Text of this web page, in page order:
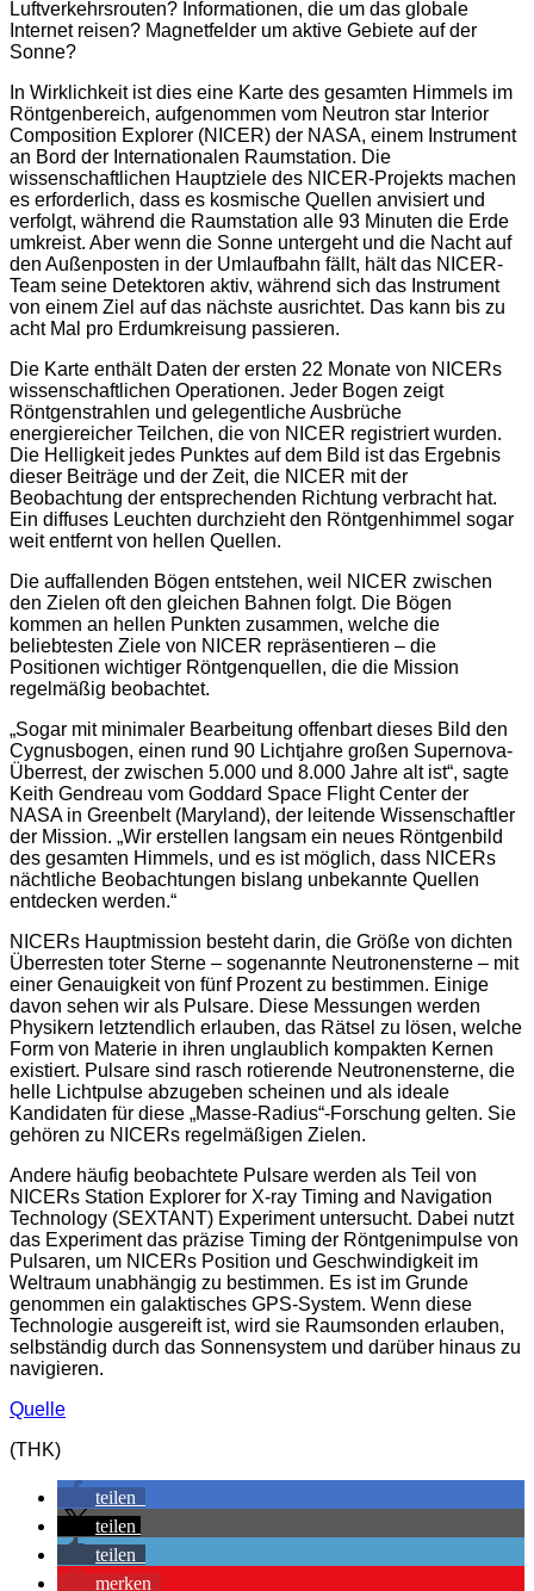
Luftverkehrsrouten? Informationen, die um das globale
Internet reisen? Magnetfelder um aktive Gebiete auf der
Sonne?
In Wirklichkeit ist dies eine Karte des gesamten Himmels im
Röntgenbereich, aufgenommen vom Neutron star Interior
Composition Explorer (NICER) der NASA, einem Instrument
an Bord der Internationalen Raumstation. Die
wissenschaftlichen Hauptziele des NICER-Projekts machen
es erforderlich, dass es kosmische Quellen anvisiert und
verfolgt, während die Raumstation alle 93 Minuten die Erde
umkreist. Aber wenn die Sonne untergeht und die Nacht auf
den Außenposten in der Umlaufbahn fällt, hält das NICER-
Team seine Detektoren aktiv, während sich das Instrument
von einem Ziel auf das nächste ausrichtet. Das kann bis zu
acht Mal pro Erdumkreisung passieren.
Die Karte enthält Daten der ersten 22 Monate von NICERs
wissenschaftlichen Operationen. Jeder Bogen zeigt
Röntgenstrahlen und gelegentliche Ausbrüche
energiereicher Teilchen, die von NICER registriert wurden.
Die Helligkeit jedes Punktes auf dem Bild ist das Ergebnis
dieser Beiträge und der Zeit, die NICER mit der
Beobachtung der entsprechenden Richtung verbracht hat.
Ein diffuses Leuchten durchzieht den Röntgenhimmel sogar
weit entfernt von hellen Quellen.
Die auffallenden Bögen entstehen, weil NICER zwischen
den Zielen oft den gleichen Bahnen folgt. Die Bögen
kommen an hellen Punkten zusammen, welche die
beliebtesten Ziele von NICER repräsentieren – die
Positionen wichtiger Röntgenquellen, die die Mission
regelmäßig beobachtet.
„Sogar mit minimaler Bearbeitung offenbart dieses Bild den
Cygnusbogen, einen rund 90 Lichtjahre großen Supernova-
Überrest, der zwischen 5.000 und 8.000 Jahre alt ist“, sagte
Keith Gendreau vom Goddard Space Flight Center der
NASA in Greenbelt (Maryland), der leitende Wissenschaftler
der Mission. „Wir erstellen langsam ein neues Röntgenbild
des gesamten Himmels, und es ist möglich, dass NICERs
nächtliche Beobachtungen bislang unbekannte Quellen
entdecken werden.“
NICERs Hauptmission besteht darin, die Größe von dichten
Überresten toter Sterne – sogenannte Neutronensterne – mit
einer Genauigkeit von fünf Prozent zu bestimmen. Einige
davon sehen wir als Pulsare. Diese Messungen werden
Physikern letztendlich erlauben, das Rätsel zu lösen, welche
Form von Materie in ihren unglaublich kompakten Kernen
existiert. Pulsare sind rasch rotierende Neutronensterne, die
helle Lichtpulse abzugeben scheinen und als ideale
Kandidaten für diese „Masse-Radius“-Forschung gelten. Sie
gehören zu NICERs regelmäßigen Zielen.
Andere häufig beobachtete Pulsare werden als Teil von
NICERs Station Explorer for X-ray Timing and Navigation
Technology (SEXTANT) Experiment untersucht. Dabei nutzt
das Experiment das präzise Timing der Röntgenimpulse von
Pulsaren, um NICERs Position und Geschwindigkeit im
Weltraum unabhängig zu bestimmen. Es ist im Grunde
genommen ein galaktisches GPS-System. Wenn diese
Technologie ausgereift ist, wird sie Raumsonden erlauben,
selbständig durch das Sonnensystem und darüber hinaus zu
navigieren.
Quelle
(THK)
teilen
teilen
teilen
merken